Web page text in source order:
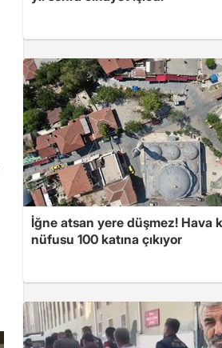
İğne atsan yere düşmez! Hava
nüfusu 100 katına çıkıyor